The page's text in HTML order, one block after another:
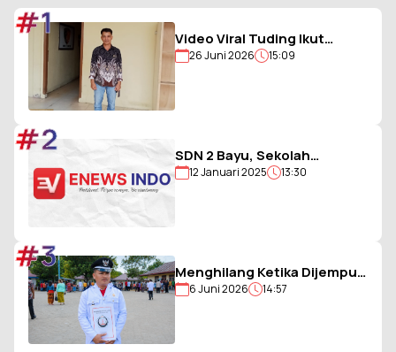
Video Viral Tuding Ikut
Memukul, Kades
26 Juni 2026 15:09
#1
SDN 2 Bayu, Sekolah
Berjargon Guru 5G yang
12 Januari 2025 13:30
#2
Menghilang Ketika Dijemput
Paksa Polisi, Kades Balohao
6 Juni 2026 14:57
#3